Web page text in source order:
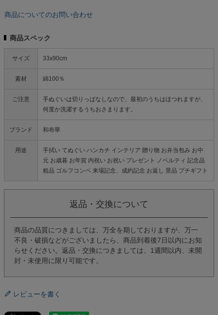
商品についてのお問い合わせ
商品スペック
サイズ 33x90cm
素材 綿100％
ご注意
手ぬぐいは切りっぱなしなので、最初のうちはほつれますが、
何度か洗濯するうちおさまります。
ブランド 和布華
用途
手拭い てぬぐい ハンカチ インテリア 贈り物 お弁当包み お中
元 お歳暮 お年賀 内祝い お祝い プレゼント ノベルティ 記念品
粗品 ゴルフコンペ 来場記念、成約記念 お返し 景品 プチギフト
返品・交換について
商品の品質につきましては、万全を期しておりますが、万一
不良・破損などがございましたら、商品到着後7日以内にお知
らせください。返品・交換につきましては、1週間以内、未開
封・未使用に限り可能です。
レビューを書く